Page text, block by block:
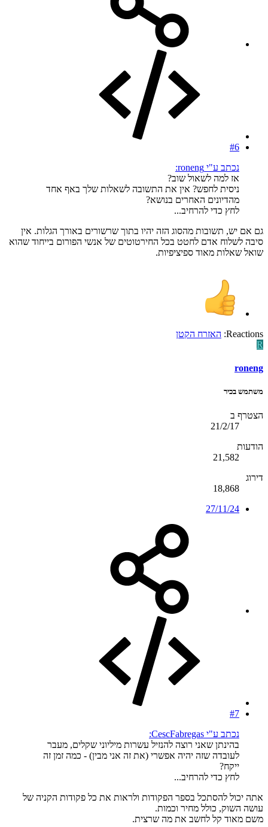
#6
נכתב ע"י roneng:
אז למה לשאול שוב?
ניסית לחפש? אין את התשובה לשאלות שלך באף אחד
מהדיונים האחרים בנושא?
לחץ כדי להרחיב...
גם אם יש, תשובות מהסוג הזה יהיו בתוך שרשורים באורך הגלות. אין
סיבה לשלוח אדם לחטט בכל החירטוטים של אנשי הפורום בייחוד שהוא
שואל שאלות מאוד ספיציפיות.
Reactions: האזרח הקטן
R
roneng
משתמש בכיר
הצטרף ב
21/2/17
הודעות
21,582
דירוג
18,868
27/11/24
#7
נכתב ע"י CescFabregas:
בהינתן שאני רוצה להנזיל עשרות מיליוני שקלים, מעבר
לעובדה שזה יהיה אפשרי (את זה אני מבין) - כמה זמן זה
ייקח?
לחץ כדי להרחיב...
אתה יכול להסתכל בספר הפקודות ולראות את כל פקודות הקניה של
עושה השוק, כולל מחיר וכמות.
משם מאוד קל לחשב את מה שרצית.